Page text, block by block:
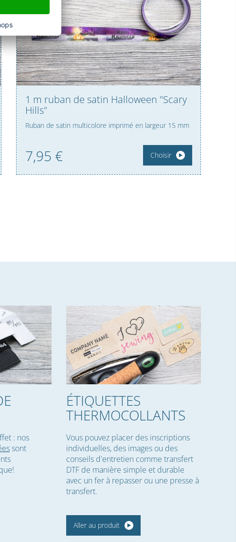
1 m ruban de satin Halloween "Scary
Hills"
Ruban de satin multicolore imprimé en largeur 15 mm
7,95 € Choisir
: nos
sont
ÉTIQUETTES
THERMOCOLLANTS
Vous pouvez placer des inscriptions
individuelles, des images ou des
conseils d'entretien comme transfert
DTF de manière simple et durable
avec un fer à repasser ou une presse à
transfert.
Aller au produit